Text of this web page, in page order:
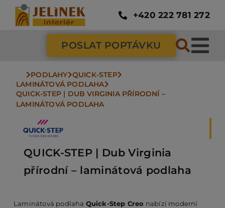
Přeskočit
obsah
+420 222 781 272
POSLAT POPTÁVKU
PODLAHY QUICK-STEP
LAMINÁTOVÁ PODLAHA
QUICK-STEP | DUB VIRGINIA PŘÍRODNÍ –
LAMINÁTOVÁ PODLAHA
QUICK-STEP | Dub Virginia
přírodní – laminátová podlaha
Laminátová podlaha Quick-Step Creo nabízí moderní